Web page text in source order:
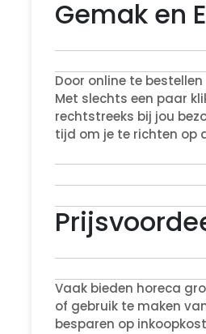
Gemak en
Door online te
Met slechts een paar
rechtstreeks bij jou
tijd om je te richten op
Vaak bieden horeca
of gebruik te maken
besparen op